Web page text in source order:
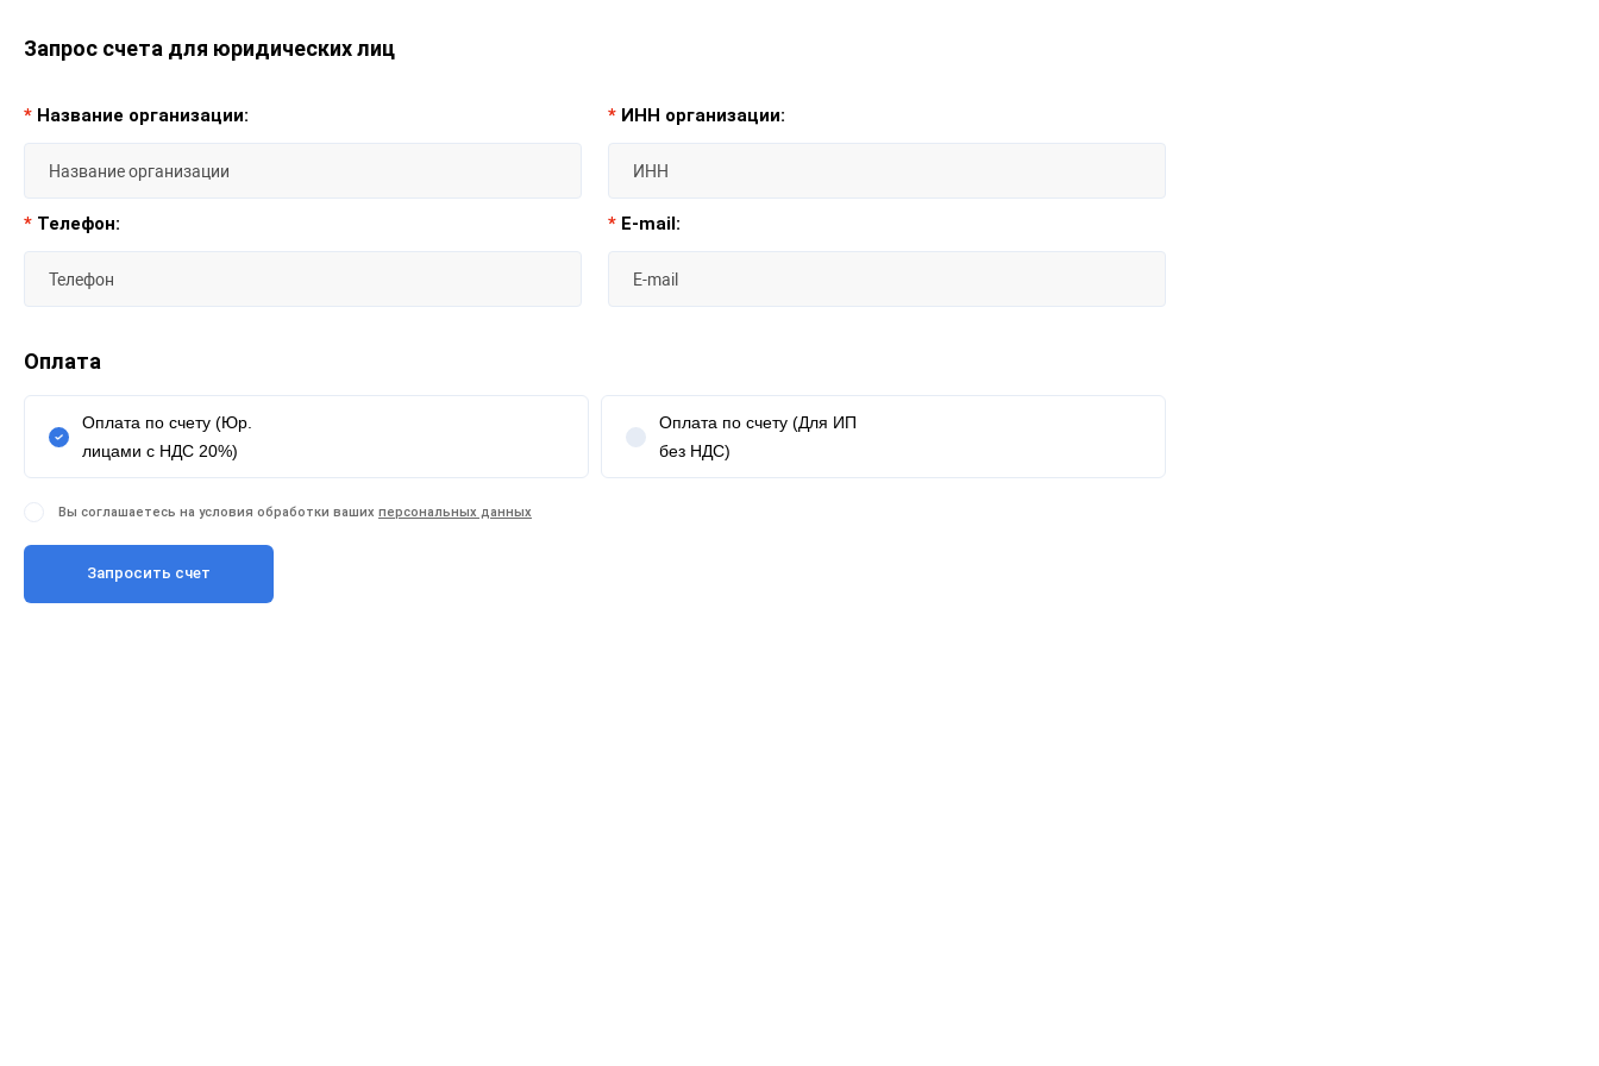
Запрос счета для юридических лиц
* Название организации: * ИНН организации:
* Телефон: * E-mail:
Оплата
Оплата по счету (Юр.
лицами с НДС 20%)
Оплата по счету (Для ИП
без НДС)
Вы соглашаетесь на условия обработки ваших персональных данных